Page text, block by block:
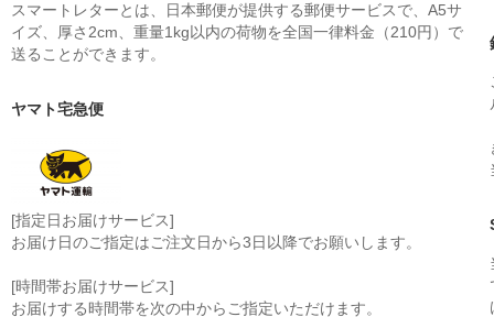
スマートレターとは、日本郵便が提供する郵便サービスで、A5サ
イズ、厚さ2cm、重量1kg以内の荷物を全国一律料金（210円）で
送ることができます。
ヤマト宅急便
[指定日お届けサービス]
お届け日のご指定はご注文日から3日以降でお願いします。
[時間帯お届けサービス]
お届けする時間帯を次の中からご指定いただけます。